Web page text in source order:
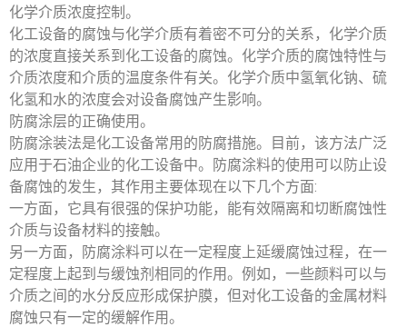
化学介质浓度控制。
化工设备的腐蚀与化学介质有着密不可分的关系，化学介质
的浓度直接关系到化工设备的腐蚀。化学介质的腐蚀特性与
介质浓度和介质的温度条件有关。化学介质中氢氧化钠、硫
化氢和水的浓度会对设备腐蚀产生影响。
防腐涂层的正确使用。
防腐涂装法是化工设备常用的防腐措施。目前，该方法广泛
应用于石油企业的化工设备中。防腐涂料的使用可以防止设
备腐蚀的发生，其作用主要体现在以下几个方面:
一方面，它具有很强的保护功能，能有效隔离和切断腐蚀性
介质与设备材料的接触。
另一方面，防腐涂料可以在一定程度上延缓腐蚀过程，在一
定程度上起到与缓蚀剂相同的作用。例如，一些颜料可以与
介质之间的水分反应形成保护膜，但对化工设备的金属材料
腐蚀只有一定的缓解作用。